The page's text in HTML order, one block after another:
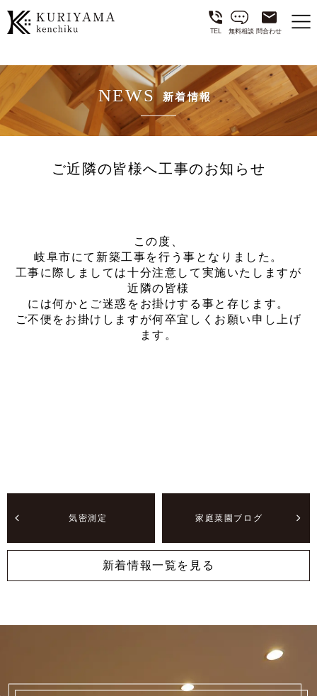
TEL 無料相談 問合わせ
NEWS 新着情報
ご近隣の皆様へ工事のお知らせ
この度、
岐阜市にて新築工事を行う事となりました。
工事に際しましては十分注意して実施いたしますが
近隣の皆様
には何かとご迷惑をお掛けする事と存じます。
ご不便をお掛けしますが何卒宜しくお願い申し上げ
ます。
気密測定 家庭菜園ブログ
新着情報一覧を見る